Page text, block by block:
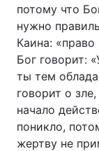
потому что
нужно
Каина:
Бог говорит:
ты тем
говорит о
начало
поникло,
жертву не